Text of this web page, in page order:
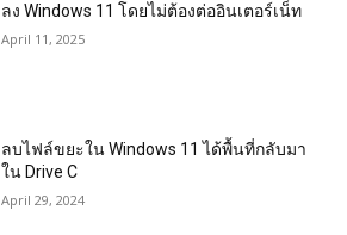
ลง Windows 11 โดยไม่ต้องต่ออินเตอร์เน็ท
April 11, 2025
ลบไฟล์ขยะใน Windows 11 ได้พื้นที่กลับมา
ใน Drive C
April 29, 2024